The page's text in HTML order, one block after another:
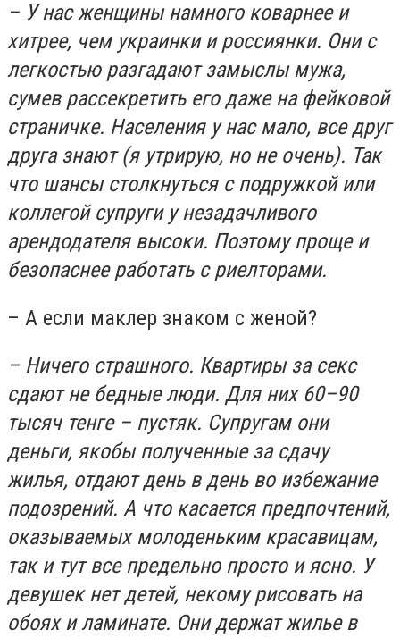
– У нас женщины намного коварнее и
хитрее, чем украинки и россиянки. Они с
легкостью разгадают замыслы мужа,
сумев рассекретить его даже на фейковой
страничке. Населения у нас мало, все друг
друга знают (я утрирую, но не очень). Так
что шансы столкнуться с подружкой или
коллегой супруги у незадачливого
арендодателя высоки. Поэтому проще и
безопаснее работать с риелторами.
– А если маклер знаком с женой?
– Ничего страшного. Квартиры за секс
сдают не бедные люди. Для них 60–90
тысяч тенге – пустяк. Супругам они
деньги, якобы полученные за сдачу
жилья, отдают день в день во избежание
подозрений. А что касается предпочтений,
оказываемых молоденьким красавицам,
так и тут все предельно просто и ясно. У
девушек нет детей, некому рисовать на
обоях и ламинате. Они держат жилье в